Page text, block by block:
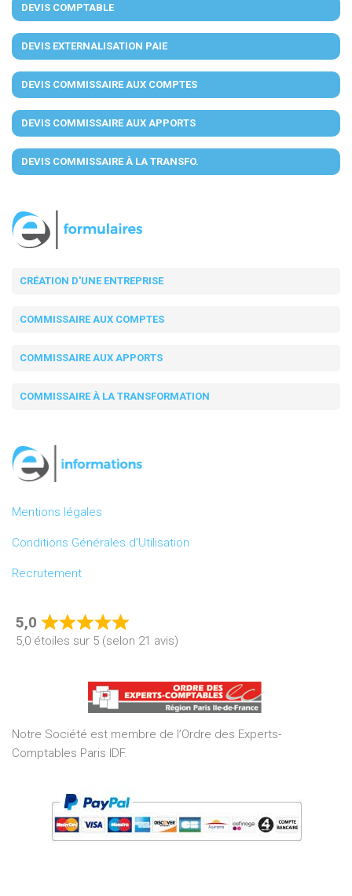
DEVIS COMPTABLE
DEVIS EXTERNALISATION PAIE
DEVIS COMMISSAIRE AUX COMPTES
DEVIS COMMISSAIRE AUX APPORTS
DEVIS COMMISSAIRE À LA TRANSFO.
CRÉATION D'UNE ENTREPRISE
COMMISSAIRE AUX COMPTES
COMMISSAIRE AUX APPORTS
COMMISSAIRE À LA TRANSFORMATION
Mentions légales
Conditions Générales d’Utilisation
Recrutement
5,0
Rated
5,0
of
5
5,0 étoiles sur 5 (selon 21 avis)
Notre Société est membre de l’Ordre des Experts-
Comptables Paris IDF.